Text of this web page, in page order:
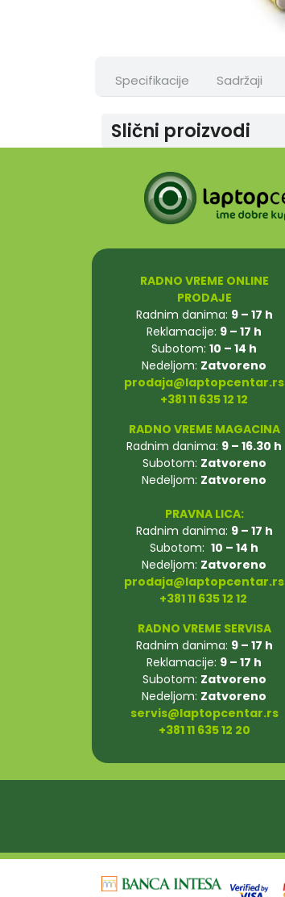
Specifikacije Sadržaji
Slični proizvodi
RADNO VREME ONLINE
PRODAJE
Radnim danima: 9 – 17 h
Reklamacije: 9 – 17 h
Subotom: 10 – 14 h
Nedeljom: Zatvoreno
prodaja@laptopcentar.rs
+381 11 635 12 12
RADNO VREME MAGACINA
Radnim danima: 9 – 16.30 h
Subotom: Zatvoreno
Nedeljom: Zatvoreno
PRAVNA LICA:
Radnim danima: 9 – 17 h
Subotom: 10 – 14 h
Nedeljom: Zatvoreno
prodaja@laptopcentar.rs
+381 11 635 12 12
RADNO VREME SERVISA
Radnim danima: 9 – 17 h
Reklamacije: 9 – 17 h
Subotom: Zatvoreno
Nedeljom: Zatvoreno
servis@laptopcentar.rs
+381 11 635 12 20